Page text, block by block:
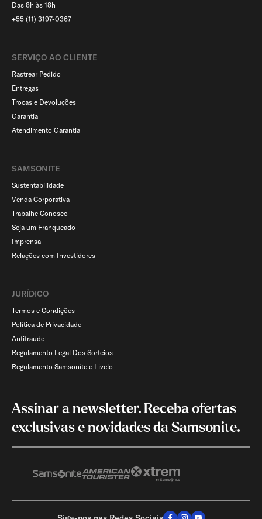
Das 8h às 18h
+55 (11) 3197-0367
SERVIÇO AO CLIENTE​
Rastrear Pedido
Entregas
Trocas e Devoluções
Garantia
Atendimento Garantia
SAMSONITE
Sustentabilidade
Venda Corporativa
Trabalhe Conosco
Seja um Franqueado
Imprensa
Relações com Investidores
JURÍDICO
Termos e Condições
Política de Privacidade
Antifraude
Regulamento Legal Dos Sorteios
Regulamento Samsonite e Livelo
Assinar a newsletter. Receba ofertas
exclusivas e novidades da Samsonite.